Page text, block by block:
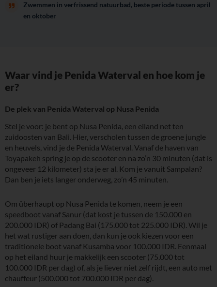
Zwemmen in verfrissend natuurbad, beste periode tussen april
en oktober
Waar vind je Penida Waterval en hoe kom je
er?
De plek van Penida Waterval op Nusa Penida
Stel je voor: je bent op Nusa Penida, een eiland net ten
zuidoosten van Bali. Hier, verscholen tussen de groene jungle
en heuvels, vind je de Penida Waterval. Vanaf de haven van
Toyapakeh spring je op de scooter en na zo’n 30 minuten (dat is
ongeveer 12 kilometer) sta je er al. Kom je vanuit Sampalan?
Dan ben je iets langer onderweg, zo’n 45 minuten.
Om überhaupt op Nusa Penida te komen, neem je een
speedboot vanaf Sanur (dat kost je tussen de 150.000 en
200.000 IDR) of Padang Bai (175.000 tot 225.000 IDR). Wil je
het wat rustiger aan doen, dan kun je ook kiezen voor een
traditionele boot vanaf Kusamba voor 100.000 IDR. Eenmaal
op het eiland huur je makkelijk een scooter (75.000 tot
100.000 IDR per dag) of, als je liever niet zelf rijdt, een auto met
chauffeur (500.000 tot 700.000 IDR per dag).